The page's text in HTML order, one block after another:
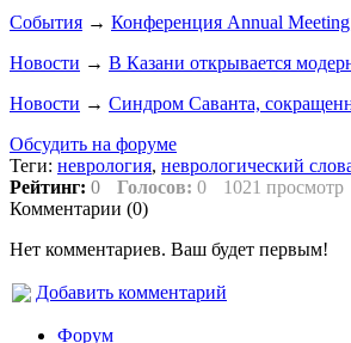
События → Конференция Annual
Новости → В Казани открывается
Новости → Синдром Саванта,
Обсудить на форуме
Теги: неврология, неврологический
Рейтинг: 0 Голосов: 0
1021 просмотр
Комментарии (0)
Нет комментариев. Ваш будет первым!
Добавить комментарий
Форум